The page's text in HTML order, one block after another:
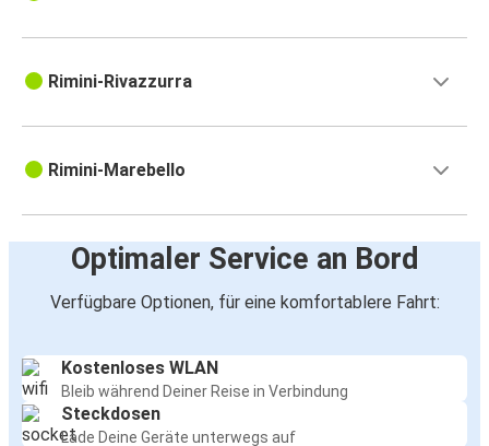
Rimini-Rivazzurra
Rimini-Marebello
Optimaler Service an Bord
Verfügbare Optionen, für eine komfortablere Fahrt:
Kostenloses WLAN
Bleib während Deiner Reise in Verbindung
Steckdosen
Lade Deine Geräte unterwegs auf